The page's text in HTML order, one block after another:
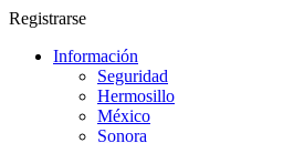
Registrarse
Información
Seguridad
Hermosillo
México
Sonora